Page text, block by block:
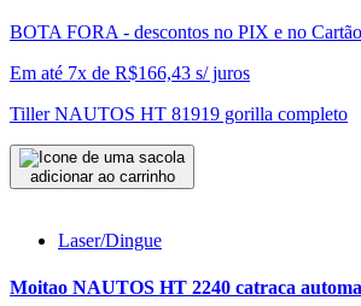
BOTA FORA - descontos no PIX e no Cartão
Em até 7x de R$166,43 s/ juros
Tiller NAUTOS HT 81919 gorilla completo
adicionar ao carrinho
Laser/Dingue
Moitao NAUTOS HT 2240 catraca